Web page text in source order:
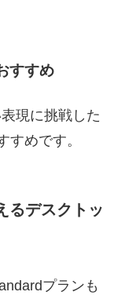
すすめ
現に挑戦した
すめです。
るデスクトッ
プランも